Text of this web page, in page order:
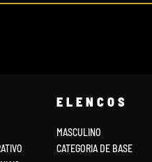
ELENCOS
MASCULINO
CATEGORIA DE BASE